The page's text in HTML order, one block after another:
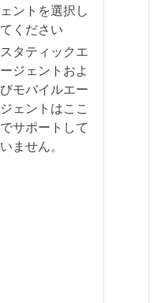
ェントを選択し
てください
スタティックエ
ージェントおよ
びモバイルエー
ジェントはここ
でサポートして
いません。